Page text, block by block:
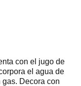
con el jugo de
el agua de
Decora con